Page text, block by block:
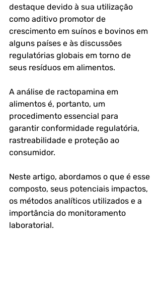
destaque devido à sua utilização
como aditivo promotor de
crescimento em suínos e bovinos em
alguns países e às discussões
regulatórias globais em torno de
seus resíduos em alimentos.
A análise de ractopamina em
alimentos é, portanto, um
procedimento essencial para
garantir conformidade regulatória,
rastreabilidade e proteção ao
consumidor.
Neste artigo, abordamos o que é esse
composto, seus potenciais impactos,
os métodos analíticos utilizados e a
importância do monitoramento
laboratorial.